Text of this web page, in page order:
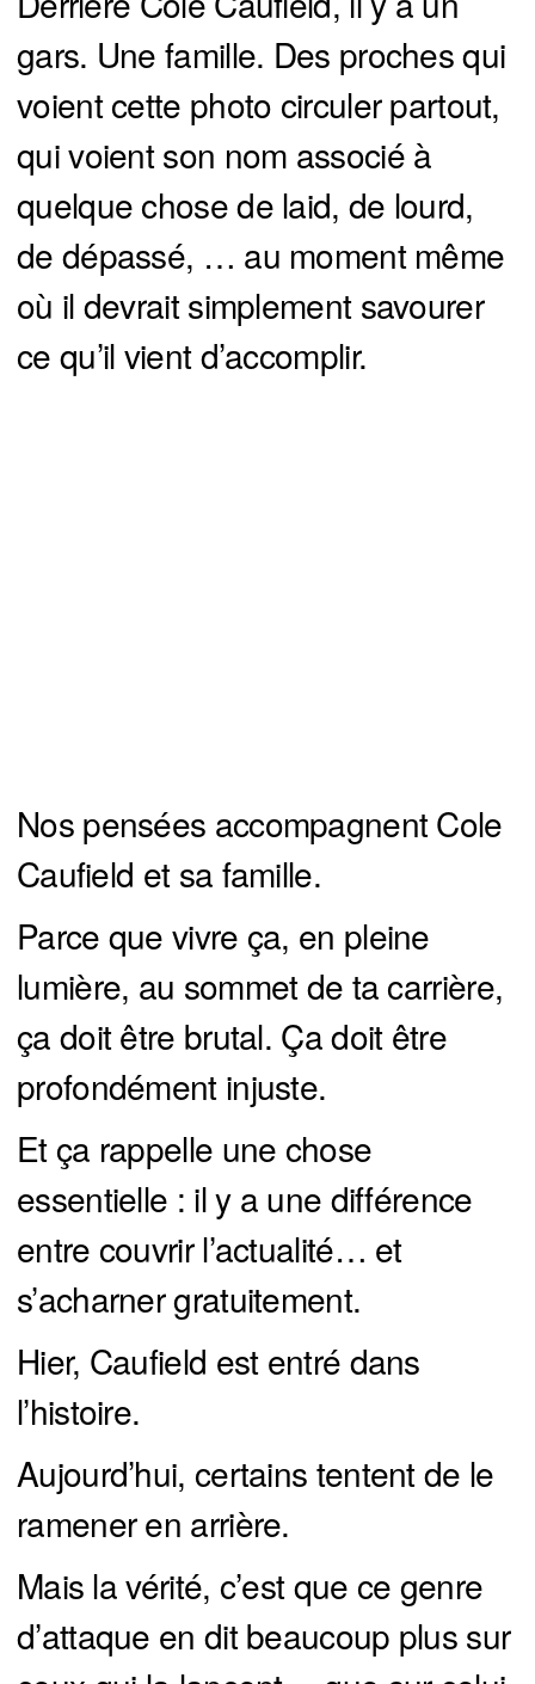
gars. Une famille. Des proches qui
voient cette photo circuler partout,
qui voient son nom associé à
quelque chose de laid, de lourd,
de dépassé, … au moment même
où il devrait simplement savourer
ce qu’il vient d’accomplir.
Nos pensées accompagnent Cole
Caufield et sa famille.
Parce que vivre ça, en pleine
lumière, au sommet de ta carrière,
ça doit être brutal. Ça doit être
profondément injuste.
Et ça rappelle une chose
essentielle : il y a une différence
entre couvrir l’actualité… et
s’acharner gratuitement.
Hier, Caufield est entré dans
l’histoire.
Aujourd’hui, certains tentent de le
ramener en arrière.
Mais la vérité, c’est que ce genre
d’attaque en dit beaucoup plus sur